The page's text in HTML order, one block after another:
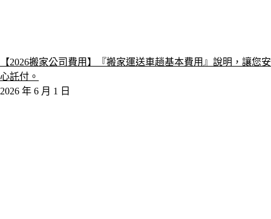
【2026搬家公司費用】『搬家運送車趟基本費用』說明，讓您安
心託付。
2026 年 6 月 1 日